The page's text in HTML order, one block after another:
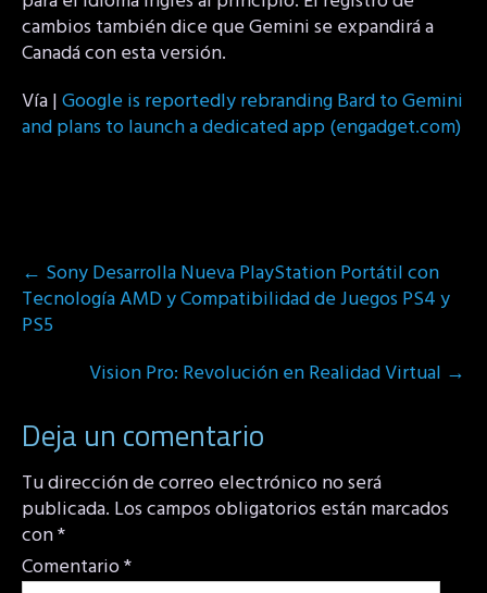
cambios también dice que Gemini se expandirá a
Canadá con esta versión.
Vía |Google is reportedly rebranding Bard to Gemini
and plans to launch a dedicated app (engadget.com)
Post
navigation
← Sony Desarrolla Nueva PlayStation Portátil con
Tecnología AMD y Compatibilidad de Juegos PS4 y
PS5
Vision Pro: Revolución en Realidad Virtual →
Deja un comentario
Tu dirección de correo electrónico no será
publicada. Los campos obligatorios están marcados
con*
Comentario*